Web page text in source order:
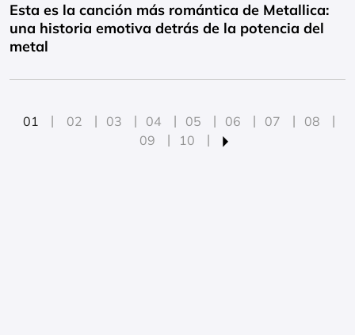
Esta es la canción más romántica de Metallica:
una historia emotiva detrás de la potencia del
metal
01 02 03 04 05 06 07
08
09
10